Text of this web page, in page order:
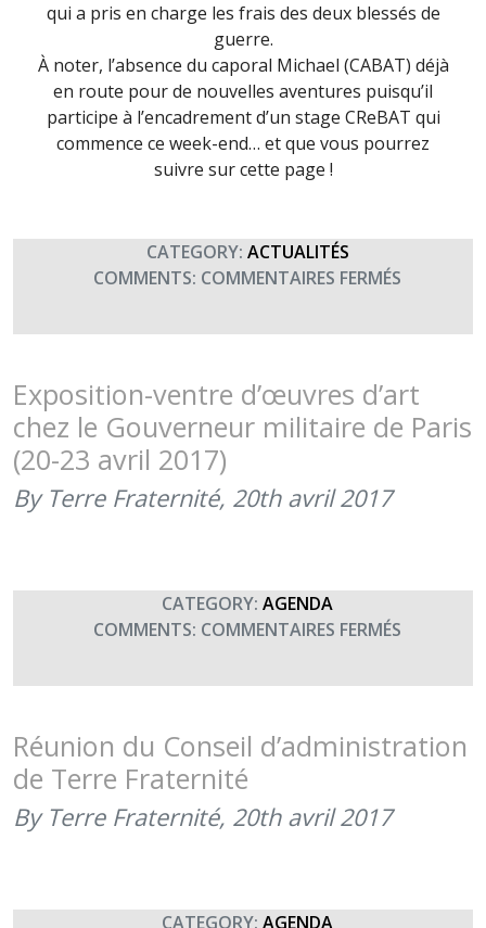
qui a pris en charge les frais des deux blessés de
guerre.
À noter, l’absence du caporal Michael (CABAT) déjà
en route pour de nouvelles aventures puisqu’il
participe à l’encadrement d’un stage CReBAT qui
commence ce week-end… et que vous pourrez
suivre sur cette page !
CATEGORY: ACTUALITÉS
COMMENTS: COMMENTAIRES FERMÉS
SAINT-
HILLIER
REMERCIE
(21
Exposition-ventre d’œuvres d’art
chez le Gouverneur militaire de Paris
(20-23 avril 2017)
By Terre Fraternité, 20th avril 2017
CATEGORY: AGENDA
COMMENTS: COMMENTAIRES FERMÉS
VENTRE
D’ART
CHEZ
(20-
Réunion du Conseil d’administration
de Terre Fraternité
By Terre Fraternité, 20th avril 2017
CATEGORY: AGENDA